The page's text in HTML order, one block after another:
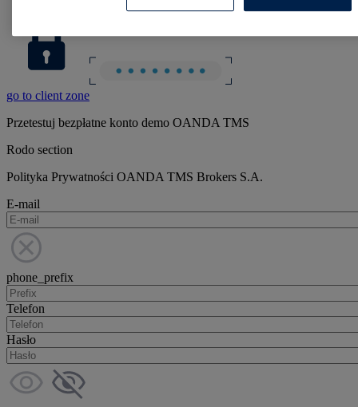
go to client zone
Przetestuj bezpłatne konto demo OANDA TMS
Rodo section
Polityka Prywatności OANDA TMS Brokers S.A.
E-mail
phone_prefix
Telefon
Hasło